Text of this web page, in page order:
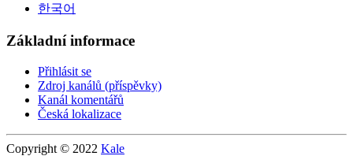
한국어
Základní informace
Přihlásit se
Zdroj kanálů (příspěvky)
Kanál komentářů
Česká lokalizace
Copyright © 2022 Kale